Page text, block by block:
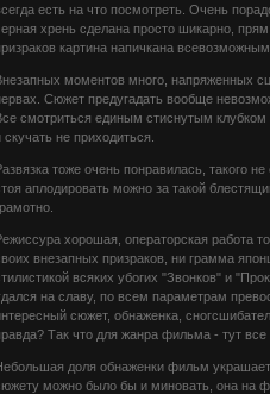
есть на что посмотреть. Очень
хрень сделана просто шикарно,
картина напичкана
моментов много, напряженных
Сюжет предугадать вообще
смотриться единым стиснутым клубком
скучать не приходиться.
тоже очень понравилась, такого
аплодировать можно за такой
хорошая, операторская работа
внезапных призраков, ни грамма
всяких убогих "Звонков" и
на славу, по всем параметрам
сюжет, обнаженка,
Так что для жанра фильма - тут все
доля обнаженки фильм
можно было бы и миновать, она на